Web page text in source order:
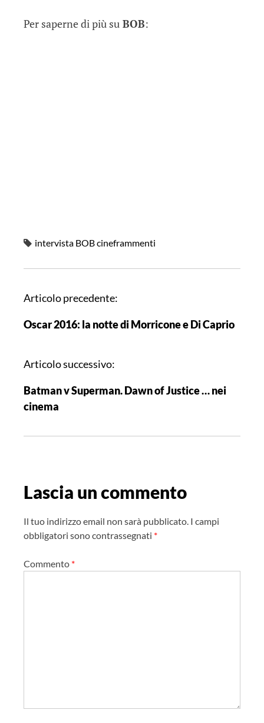
Per saperne di più su BOB:
intervista BOB cineframmenti
N
v
g
z
i
n
r
i
c
l
Articolo precedente:
Oscar 2016: la notte di Morricone e Di Caprio
Articolo successivo:
Batman v Superman. Dawn of Justice … nei
cinema
Lascia un commento
Il tuo indirizzo email non sarà pubblicato. I campi
obbligatori sono contrassegnati *
Commento *